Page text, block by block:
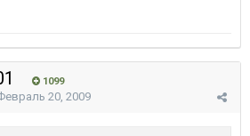
1099
20, 2009